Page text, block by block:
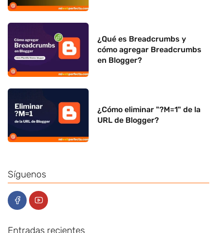
¿Qué es Breadcrumbs y
cómo agregar Breadcrumbs
en Blogger?
¿Cómo eliminar "?M=1" de la
URL de Blogger?
Síguenos
Entradas recientes